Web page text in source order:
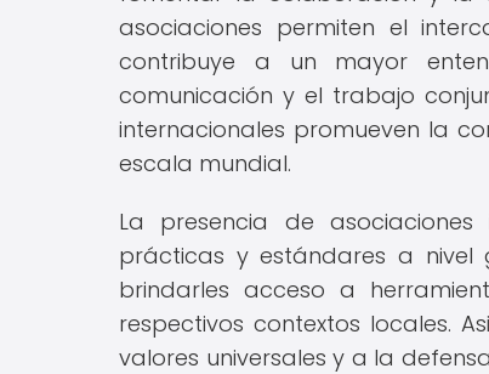
asociaciones permiten el
contribuye a un mayor
comunicación y el trabajo
internacionales promueven la
escala mundial.
La presencia de
prácticas y estándares a nivel
brindarles acceso a
respectivos contextos locales.
valores universales y a la